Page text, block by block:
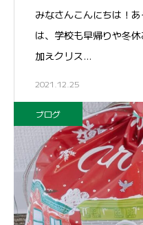
みなさんこんにちは！
は、学校も早帰りや冬
加えクリス…
2021.12.25
ブログ